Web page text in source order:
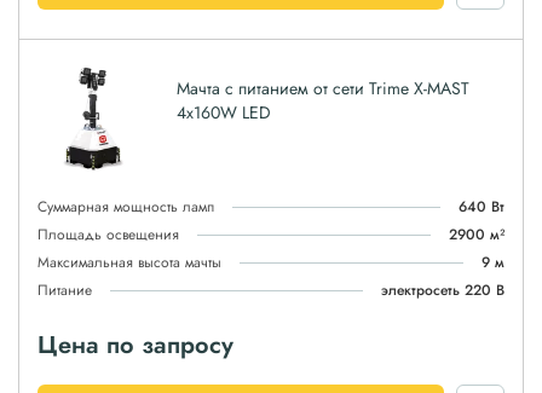
Мачта с питанием от сети Trime X-MAST
4x160W LED
Суммарная мощность ламп
640 Вт
Площадь освещения
2900 м²
Максимальная высота мачты
9 м
Питание
электросеть 220 В
Цена по запросу